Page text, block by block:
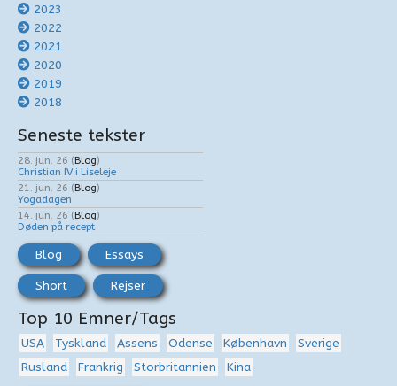
2023
2022
2021
2020
2019
2018
Seneste tekster
28. jun. 26 (Blog)
Christian IV i Liseleje
21. jun. 26 (Blog)
Yogadagen
14. jun. 26 (Blog)
Døden på recept
Blog Essays
Short Rejser
Top 10 Emner/Tags
USA Tyskland Assens Odense København
Sverige
Rusland
Frankrig Storbritannien Kina